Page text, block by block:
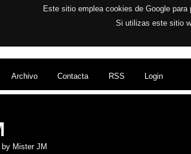
Este sitio emplea cookies de Google
Si utilizas este sitio
Archivo Contacta RSS Login
Mister JM